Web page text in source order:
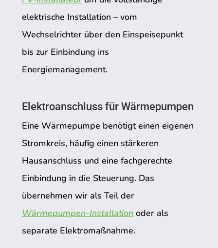
elektrische Installation – vom
Wechselrichter über den Einspeisepunkt
bis zur Einbindung ins
Energiemanagement.
Elektroanschluss für Wärmepumpen
Eine Wärmepumpe benötigt einen eigenen
Stromkreis, häufig einen stärkeren
Hausanschluss und eine fachgerechte
Einbindung in die Steuerung. Das
übernehmen wir als Teil der
Wärmepumpen-Installationoder als
separate Elektromaßnahme.